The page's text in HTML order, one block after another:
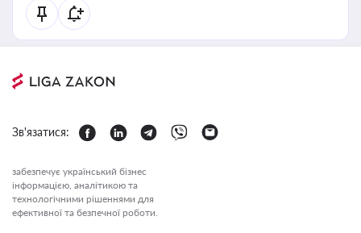
Зв'язатися:
забезпечує український бізнес
інформацією, аналітикою та
технологічними рішеннями для
ефективної та безпечної роботи.